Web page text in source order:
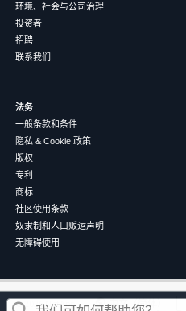
这篇文章对您有帮助吗？
环境、社会与公司治理
投资者
招聘
联系我们
法务
一般条款和条件
隐私 & Cookie 政策
版权
专利
商标
社区使用条款
奴隶制和人口贩运声明
无障碍使用
©2026NetApp 中文（简体）